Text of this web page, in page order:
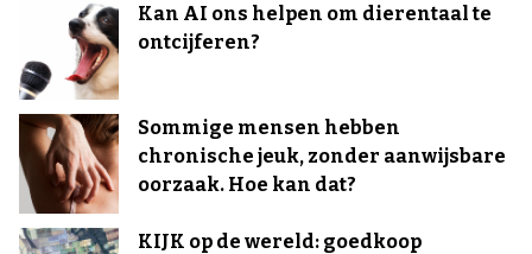
Kan AI ons helpen om dierentaal te
ontcijferen?
Sommige mensen hebben
chronische jeuk, zonder aanwijsbare
oorzaak. Hoe kan dat?
KIJK op de wereld: goedkoop